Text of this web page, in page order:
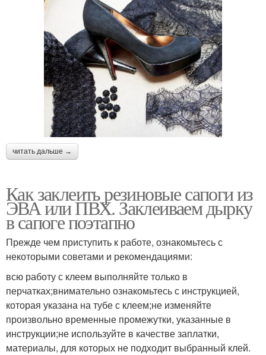
читать дальше →
Как заклеить резиновые сапоги из
ЭВА или ПВХ. Заклеиваем дырку
в сапоге поэтапно
Прежде чем приступить к работе, ознакомьтесь с
некоторыми советами и рекомендациями:
всю работу с клеем выполняйте только в
перчатках;внимательно ознакомьтесь с инструкцией,
которая указана на тубе с клеем;не изменяйте
произвольно временные промежутки, указанные в
инструкции;не используйте в качестве заплатки,
материалы, для которых не подходит выбранный клей.